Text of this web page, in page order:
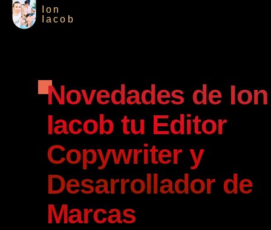
Ion
Iacob
Novedades de Ion
Iacob tu Editor
Copywriter y
Desarrollador de
Marcas